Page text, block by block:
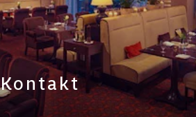
Kontakt